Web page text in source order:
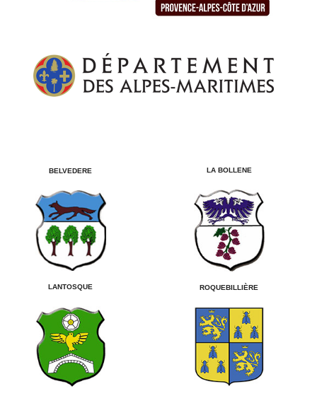
BELVEDERE LA BOLLENE
LANTOSQUE ROQUEBILLIÈRE